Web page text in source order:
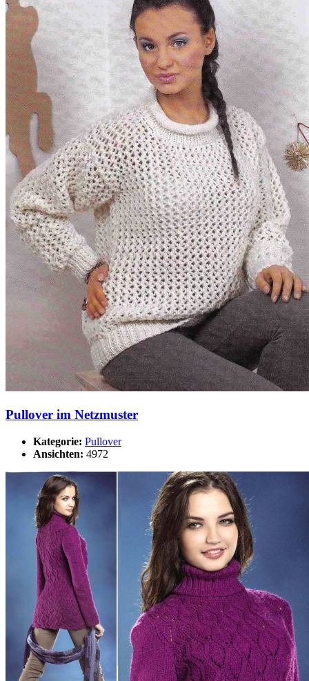
Pullover im Netzmuster
Kategorie: Pullover
Ansichten: 4972